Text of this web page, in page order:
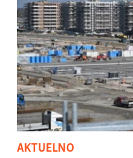
AKTUELNO